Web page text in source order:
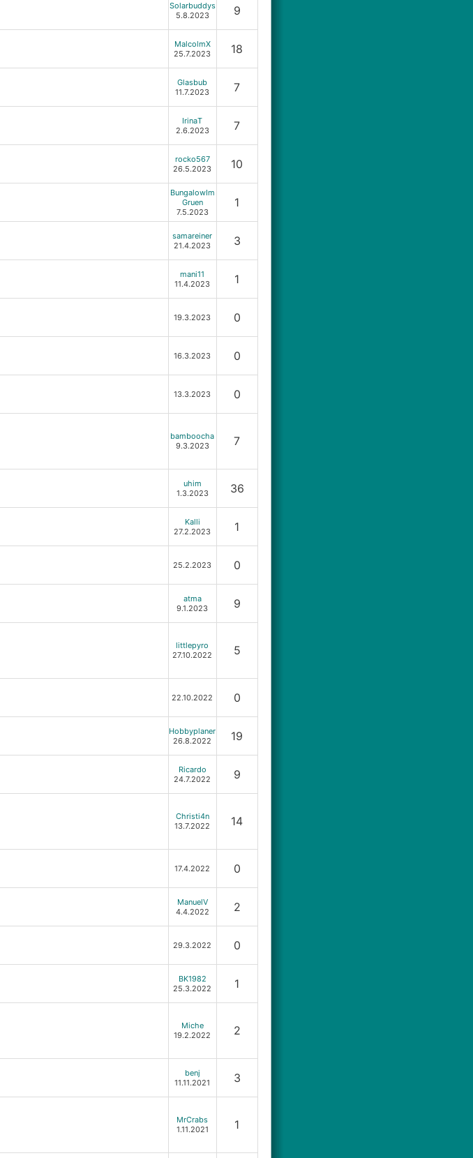
Solarbuddys
5.8.2023
9
MalcolmX
25.7.2023
18
Glasbub
11.7.2023
7
IrinaT
2.6.2023
7
rocko567
26.5.2023
10
BungalowIm
Gruen
7.5.2023
1
samareiner
21.4.2023
3
mani11
11.4.2023
1
19.3.2023 0
16.3.2023 0
13.3.2023 0
bamboocha
9.3.2023
7
uhim
1.3.2023
36
Kalli
27.2.2023
1
25.2.2023 0
atma
9.1.2023
9
littlepyro
27.10.2022
5
22.10.2022 0
Hobbyplaner
26.8.2022
19
Ricardo
24.7.2022
9
Christi4n
13.7.2022
14
17.4.2022 0
ManuelV
4.4.2022
2
29.3.2022 0
BK1982
25.3.2022
1
Miche
19.2.2022
2
benj
11.11.2021
3
MrCrabs
1.11.2021
1